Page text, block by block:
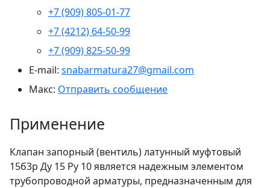
+7 (909) 805-01-77
+7 (4212) 64-50-99
+7 (909) 825-50-99
E-mail: snabarmatura27@gmail.com
Макс: Отправить сообщение
Применение
Клапан запорный (вентиль) латунный муфтовый
15б3р Ду 15 Ру 10 является надежным элементом
трубопроводной арматуры, предназначенным для